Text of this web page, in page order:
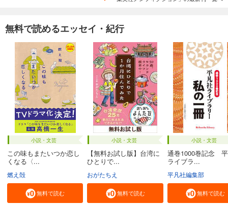
無料で読めるエッセイ・紀行
小説・文芸
この味もまたいつか恋し
くなる〈...
燃え殻
無料で読む
小説・文芸
【無料お試し版】台湾に
ひとりで...
おがたちえ
無料で読む
小説・文芸
通巻1000巻記念
ライブラ...
平凡社編集部
無料で読む